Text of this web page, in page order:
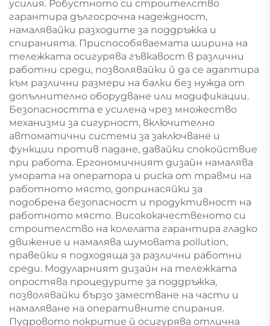
усилия. Робустното си строителство
гарантира дългосрочна надеждност,
намалявайки разходите за поддръжка и
спиранията. Приспособяваемата ширина на
тележката осигурява гъвкавост в различни
работни среди, позволявайки й да се адаптира
към различни размери на балки без нужда от
допълнително оборудване или модификации.
Безопасността е усилена чрез множество
механизми за сигурност, включително
автоматични системи за заключване и
функции против падане, давайки спокойствие
при работа. Ергономичният дизайн намалява
умората на оператора и риска от травми на
работното място, допринасяйки за
подобрена безопасност и продуктивност на
работното място. Висококачественото си
строителство на колелата гарантира гладко
движение и намалява шумовата pollution,
правейки я подходяща за различни работни
среди. Модуларният дизайн на тележката
опростява процедурите за поддръжка,
позволявайки бързо заместване на части и
намаляване на оперативните спирания.
Пудровото покритие й осигурява отлична